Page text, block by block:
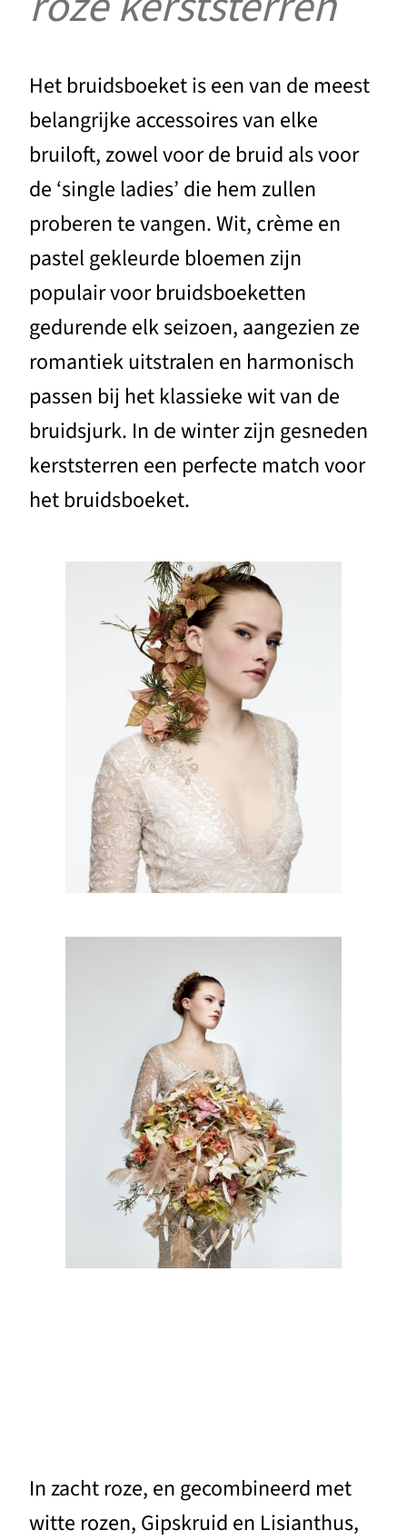
Het bruidsboeket is een van de meest
belangrijke accessoires van elke
bruiloft, zowel voor de bruid als voor
de ‘single ladies’ die hem zullen
proberen te vangen. Wit, crème en
pastel gekleurde bloemen zijn
populair voor bruidsboeketten
gedurende elk seizoen, aangezien ze
romantiek uitstralen en harmonisch
passen bij het klassieke wit van de
bruidsjurk. In de winter zijn gesneden
kerststerren een perfecte match voor
het bruidsboeket.
In zacht roze, en gecombineerd met
witte rozen, Gipskruid en Lisianthus,